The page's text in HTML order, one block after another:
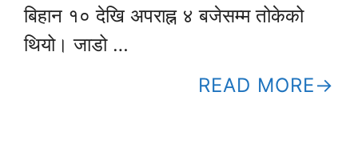
बिहान १० देखि अपराह्न ४ बजेसम्म तोकेको
थियो। जाडो …
READ MORE